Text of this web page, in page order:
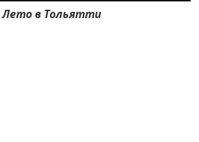
Лето в Тольятти